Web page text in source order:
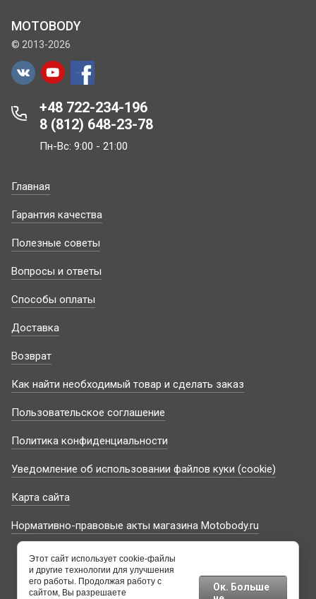
MOTOBODY
© 2013-2026
+48 722-234-196
8 (812) 648-23-78
Пн-Вс: 9:00 - 21:00
Главная
Гарантия качества
Полезные советы
Вопросы и ответы
Способы оплаты
Доставка
Возврат
Как найти необходимый товар и сделать заказ
Пользовательское соглашение
Политика конфиденциальности
Уведомление об использовании файлов куки (cookie)
Карта сайта
Нормативно-правовые акты магазина Motobody.ru
Этот сайт использует cookie-файлы
и другие технологии для улучшения
его работы. Продолжая работу с
сайтом, Вы разрешаете
Ок. Больше